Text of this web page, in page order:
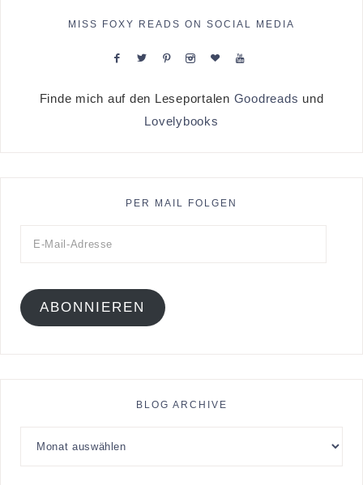
MISS FOXY READS ON SOCIAL MEDIA
Finde mich auf den Leseportalen Goodreads und
Lovelybooks
PER MAIL FOLGEN
ABONNIEREN
BLOG ARCHIVE